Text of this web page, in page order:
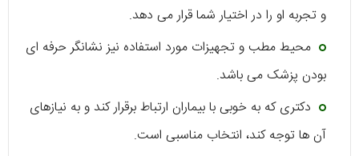
و تجربه او را در اختیار شما قرار می دهد.
محیط مطب و تجهیزات مورد استفاده نیز نشانگر حرفه ای
بودن پزشک می باشد.
دکتری که به خوبی با بیماران ارتباط برقرار کند و به نیازهای
آن ها توجه کند، انتخاب مناسبی است.